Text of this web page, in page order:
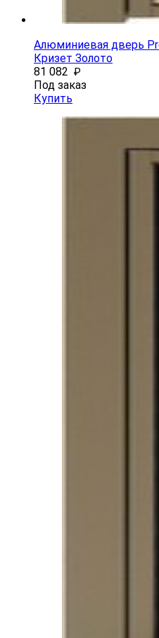
Алюминиевая дверь
Кризет Золото
81 082 ₽
Под заказ
Купить